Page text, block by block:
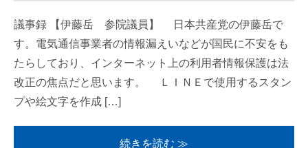
議事録 【伊藤岳 参院議員】 日本共産党の伊藤岳で
す。電気通信事業者の情報漏えいなどが国民に不安をも
たらしており、インターネット上の利用者情報保護は法
改正の焦点だと思います。 ＬＩＮＥで使用するスタン
プや絵文字を作成 […]
続きを読む ≫